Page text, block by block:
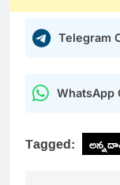
Telegram
WhatsApp
Tagged: